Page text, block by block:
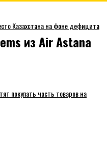
Казахстана на фоне дефицита
покупать часть товаров на
из Air Astana